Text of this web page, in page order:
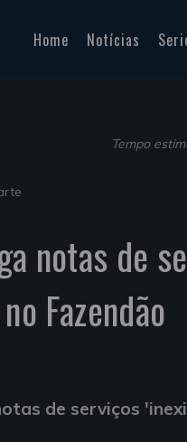
Home Notícias
Tempo
notas de
Fazendão
de serviços